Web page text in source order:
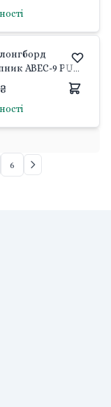
PU 80*30мм
АВЕС-9 PU
6,5см 86*22*12см
6